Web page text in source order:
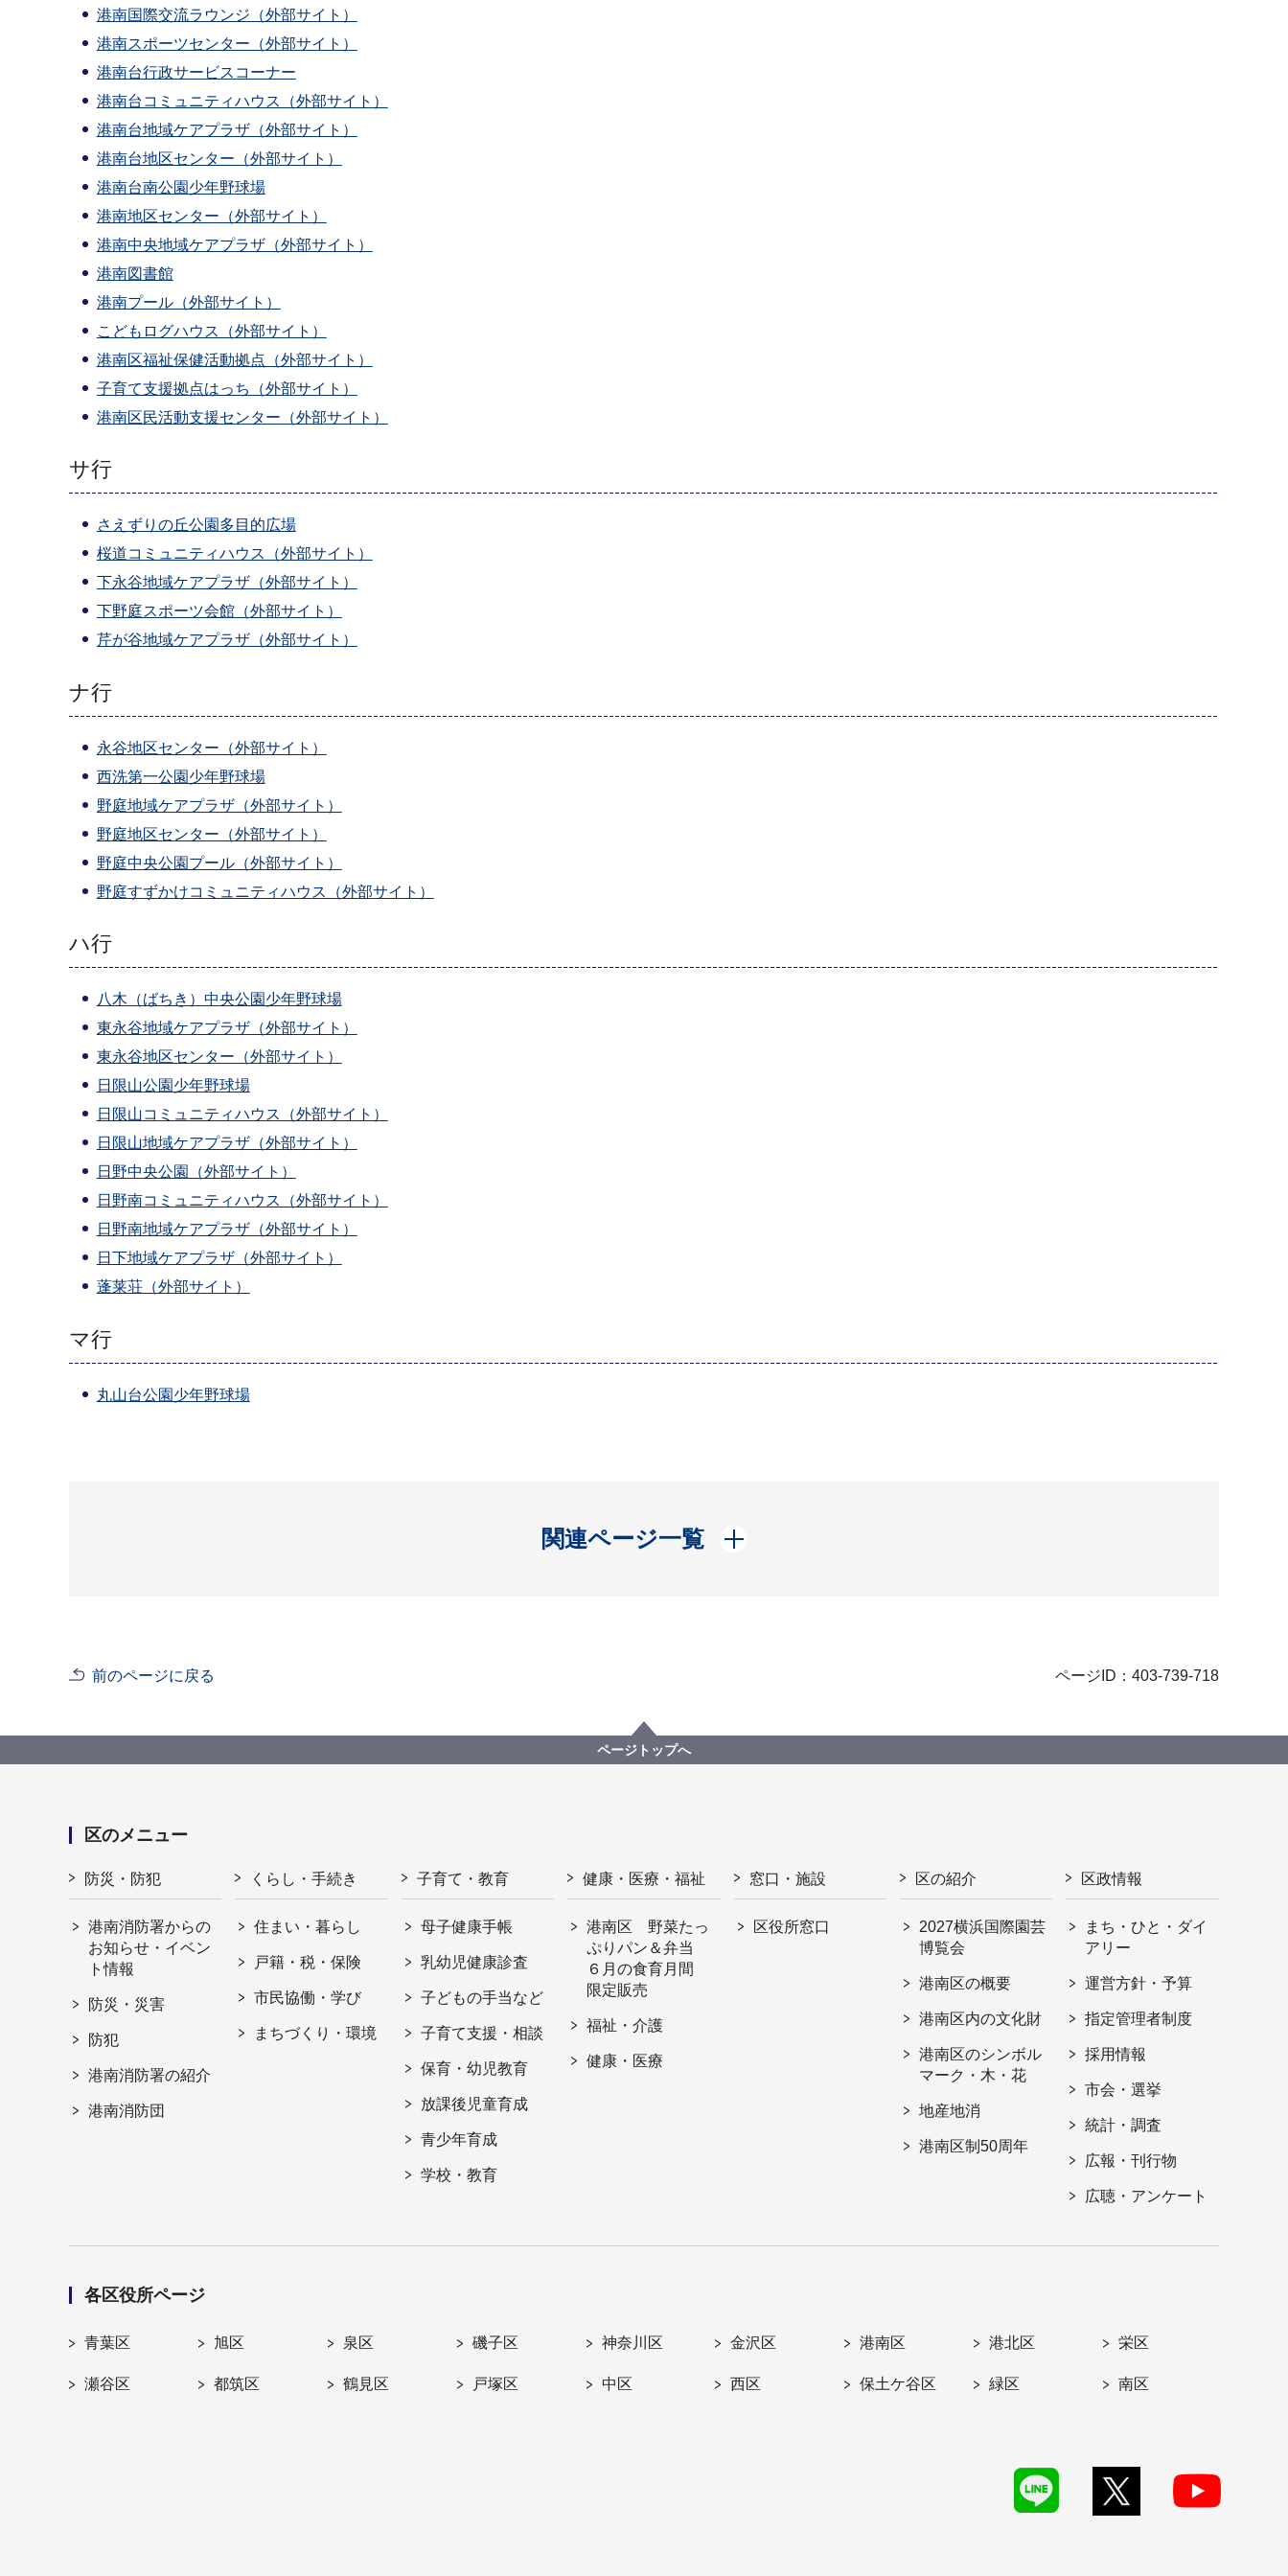
港南国際交流ラウンジ（外部サイト）
港南スポーツセンター（外部サイト）
港南台行政サービスコーナー
港南台コミュニティハウス（外部サイト）
港南台地域ケアプラザ（外部サイト）
港南台地区センター（外部サイト）
港南台南公園少年野球場
港南地区センター（外部サイト）
港南中央地域ケアプラザ（外部サイト）
港南図書館
港南プール（外部サイト）
こどもログハウス（外部サイト）
港南区福祉保健活動拠点（外部サイト）
子育て支援拠点はっち（外部サイト）
港南区民活動支援センター（外部サイト）
サ行
さえずりの丘公園多目的広場
桜道コミュニティハウス（外部サイト）
下永谷地域ケアプラザ（外部サイト）
下野庭スポーツ会館（外部サイト）
芹が谷地域ケアプラザ（外部サイト）
ナ行
永谷地区センター（外部サイト）
西洗第一公園少年野球場
野庭地域ケアプラザ（外部サイト）
野庭地区センター（外部サイト）
野庭中央公園プール（外部サイト）
野庭すずかけコミュニティハウス（外部サイト）
ハ行
八木（ばちき）中央公園少年野球場
東永谷地域ケアプラザ（外部サイト）
東永谷地区センター（外部サイト）
日限山公園少年野球場
日限山コミュニティハウス（外部サイト）
日限山地域ケアプラザ（外部サイト）
日野中央公園（外部サイト）
日野南コミュニティハウス（外部サイト）
日野南地域ケアプラザ（外部サイト）
日下地域ケアプラザ（外部サイト）
蓬莱荘（外部サイト）
マ行
丸山台公園少年野球場
関連ページ一覧
開く
前のページに戻る ページID：403-739-718
ページトップへ
区のメニュー
防災・防犯
港南消防署からの
お知らせ・イベン
ト情報
防災・災害
防犯
港南消防署の紹介
港南消防団
くらし・手続き
住まい・暮らし
戸籍・税・保険
市民協働・学び
まちづくり・環境
子育て・教育
母子健康手帳
乳幼児健康診査
子どもの手当など
子育て支援・相談
保育・幼児教育
放課後児童育成
青少年育成
学校・教育
健康・医療・福祉
港南区 野菜たっ
ぷりパン＆弁当
６月の食育月間
限定販売
福祉・介護
健康・医療
窓口・施設
区役所窓口
区の紹介
2027横浜国際園芸
博覧会
港南区の概要
港南区内の文化財
港南区のシンボル
マーク・木・花
地産地消
港南区制50周年
区政情報
まち・ひと・ダイ
アリー
運営方針・予算
指定管理者制度
採用情報
市会・選挙
統計・調査
広報・刊行物
広聴・アンケート
各区役所ページ
青葉区 旭区 泉区 磯子区 神奈川区 金沢区 港南区 港北区 栄区
瀬谷区 都筑区 鶴見区 戸塚区 中区 西区 保土ケ谷区 緑区 南区